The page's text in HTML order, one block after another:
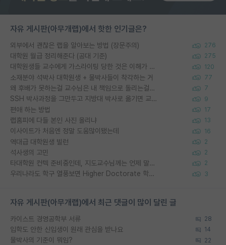
자유 게시판(아무개랩)에서 핫한 인기글은?
외부에서 괜찮은 랩을 알아보는 방법 (장문주의) 276
대학원 월급 정리해준다 (공대 기준) 275
대학원생들 교수에게 가스라이팅 당한 것은 이해가 갑니다. 안타깝네요. 120
소재분야 석박사 대학원생 + 물박사들이 착각하는 거 77
왜 후배가 못하는걸 교수님은 내 책임으로 돌리는걸까요? 7
SSH 박사과정을 그만두고 지방대 박사로 옮기면 교수의 꿈은 끝일까요? 9
편애 하는 방법 17
랩홈피에 다들 본인 사진 올리냐 13
이사이트가 처음엔 정말 도움많이됐는데 16
역대급 대학원생 빌런 2
석사생의 고민 2
타대학원 컨텍 준비중인데, 지도교수님께는 언제 말씀드려야 할까요? 2
우리나라도 학구 열풍보면 Higher Doctorate 학위가 필요하다고 봅니다. 3
자유 게시판(아무개랩)에서 최근 댓글이 많이 달린 글
카이스트 경영공학부 서류 28
입학도 안한 신입생이 원래 관심을 받나요 14
물박사의 기준이 뭐임? 22